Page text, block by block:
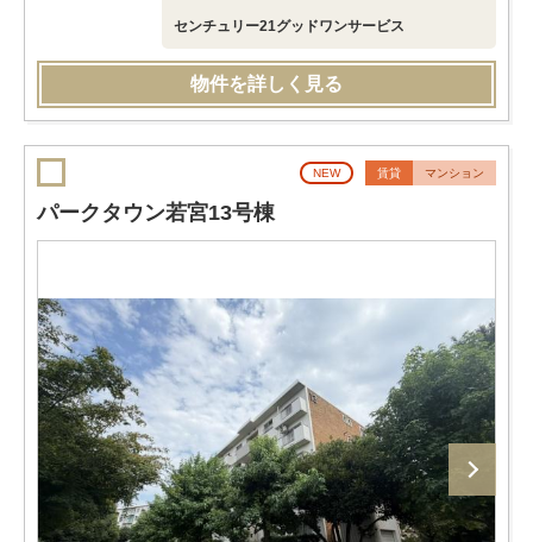
センチュリー21グッドワンサービス
物件を詳しく見る
NEW 賃貸 マンション
パークタウン若宮13号棟